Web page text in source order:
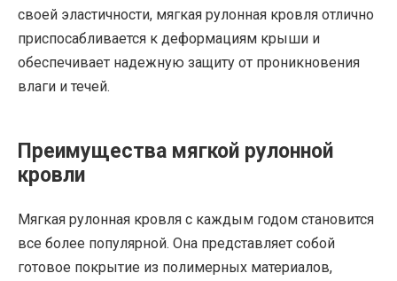
своей эластичности, мягкая рулонная кровля отлично
приспосабливается к деформациям крыши и
обеспечивает надежную защиту от проникновения
влаги и течей.
Преимущества мягкой рулонной
кровли
Мягкая рулонная кровля с каждым годом становится
все более популярной. Она представляет собой
готовое покрытие из полимерных материалов,